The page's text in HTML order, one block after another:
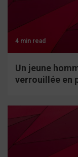
4 min read
Un jeune
verrouillée en